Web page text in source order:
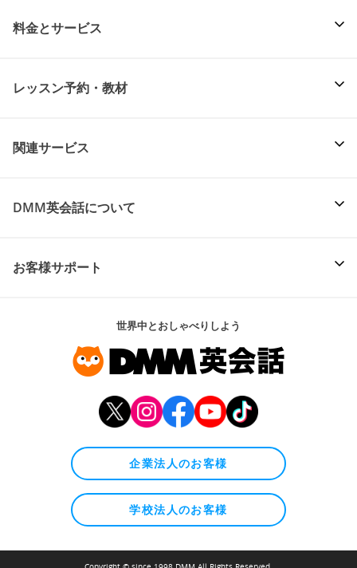
料金とサービス
レッスン予約・教材
関連サービス
DMM英会話について
お客様サポート
世界中とおしゃべりしよう
企業法人のお客様
学校法人のお客様